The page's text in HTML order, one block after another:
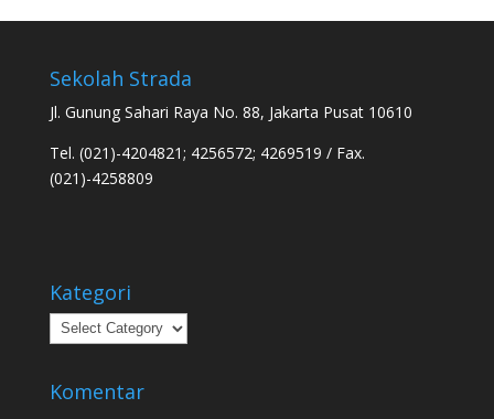
Sekolah Strada
Jl. Gunung Sahari Raya No. 88, Jakarta Pusat 10610
Tel. (021)-4204821; 4256572; 4269519 / Fax.
(021)-4258809
Kategori
Kategori
Komentar